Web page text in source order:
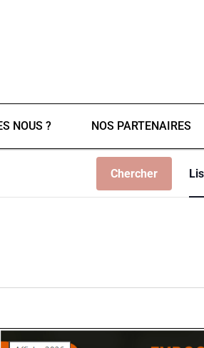
NOUS ? NOS PARTENAIRES
Chercher